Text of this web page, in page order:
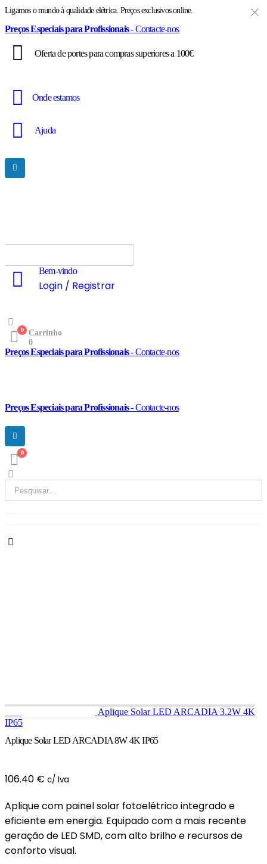
Ligamos o mundo à qualidade elétrica. Preços exclusivos online.
Preços Especiais para Profissionais- Contacte-nos
Oferta de portes para compras superiores a 100€
Onde estamos
Ajuda
Bem-vindo
Login / Registrar
0
Carrinho
0
Preços Especiais para Profissionais- Contacte-nos
Preços Especiais para Profissionais- Contacte-nos
0
Aplique Solar LED ARCADIA 3.2W 4K
IP65
Aplique Solar LED ARCADIA 8W 4K IP65
106.40 € c/ Iva
Aplique com painel solar fotoelétrico integrado e
eficiente em energia. Equipado com a mais recente
geração de LED SMD, com alto brilho e recursos de
conforto visual.